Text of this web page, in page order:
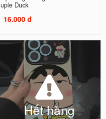
uple Duck
16.000 đ
Hết hàng